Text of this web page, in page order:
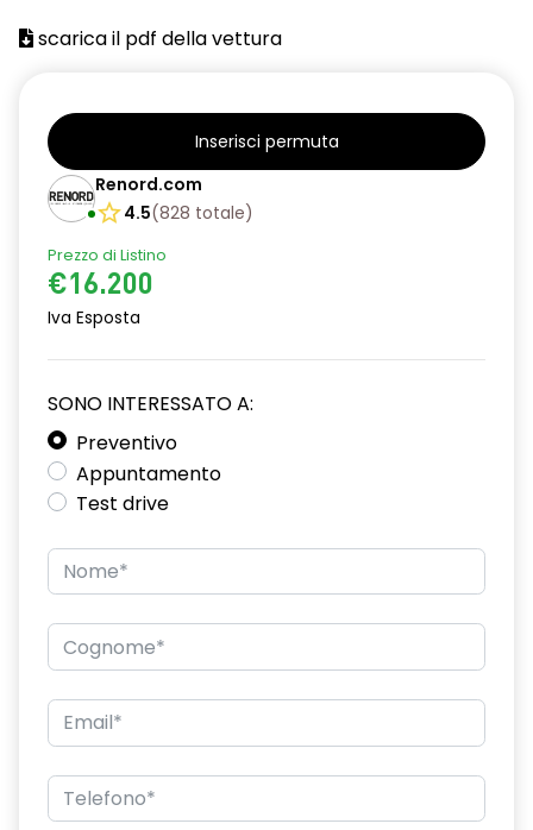
assistenza alla frenata d'emergenza
avviso cinture di sicurezza allacciate
calandra cromata
cerchi in lega da 16''
chiamata d'emergenza
chiusura delle porte centralizzata
cruise control
design cerchi in lega da 16" Boavista
distance warning avviso distanza di sicurezza
driver display 7''
esp con hill start Assist controllo della stabilità
fari posteriori crystal white
frecce di direzione
scarica il pdf della vettura
Inserisci permuta
Renord.com
4.5(828 totale)
Prezzo di Listino
€16.200
Iva Esposta
SONO INTERESSATO A:
Preventivo
Appuntamento
Test drive